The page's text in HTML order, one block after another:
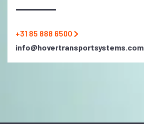
+31 85 888 6500
info@hovertransportsystems.com